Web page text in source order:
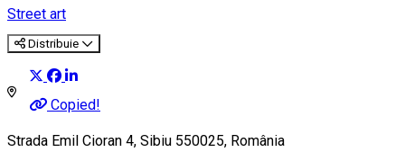
Street art
Distribuie
Copied!
Strada Emil Cioran 4, Sibiu 550025, România